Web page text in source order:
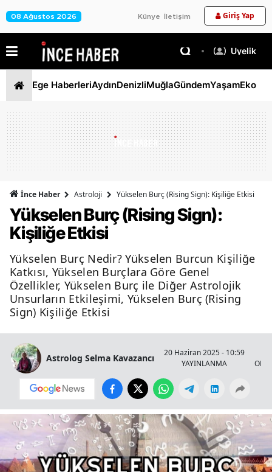
08 Ağustos 2026 Künye İletişim Giriş Yap
Üyelik
Ege HaberleriAydınDenizliMuğlaGündemYaşam
İnce Haber Astroloji Yükselen Burç (Rising Sign): Kişiliğe Etkisi
Yükselen Burç (Rising Sign):
Kişiliğe Etkisi
Yükselen Burç Nedir? Yükselen Burcun Kişiliğe
Katkısı, Yükselen Burçlara Göre Genel
Özellikler, Yükselen Burç ile Diğer Astrolojik
Unsurların Etkileşimi, Yükselen Burç (Rising
Sign) Kişiliğe Etkisi
Astrolog Selma Kavazancı
20 Haziran 2025 - 10:59
YAYINLANMA